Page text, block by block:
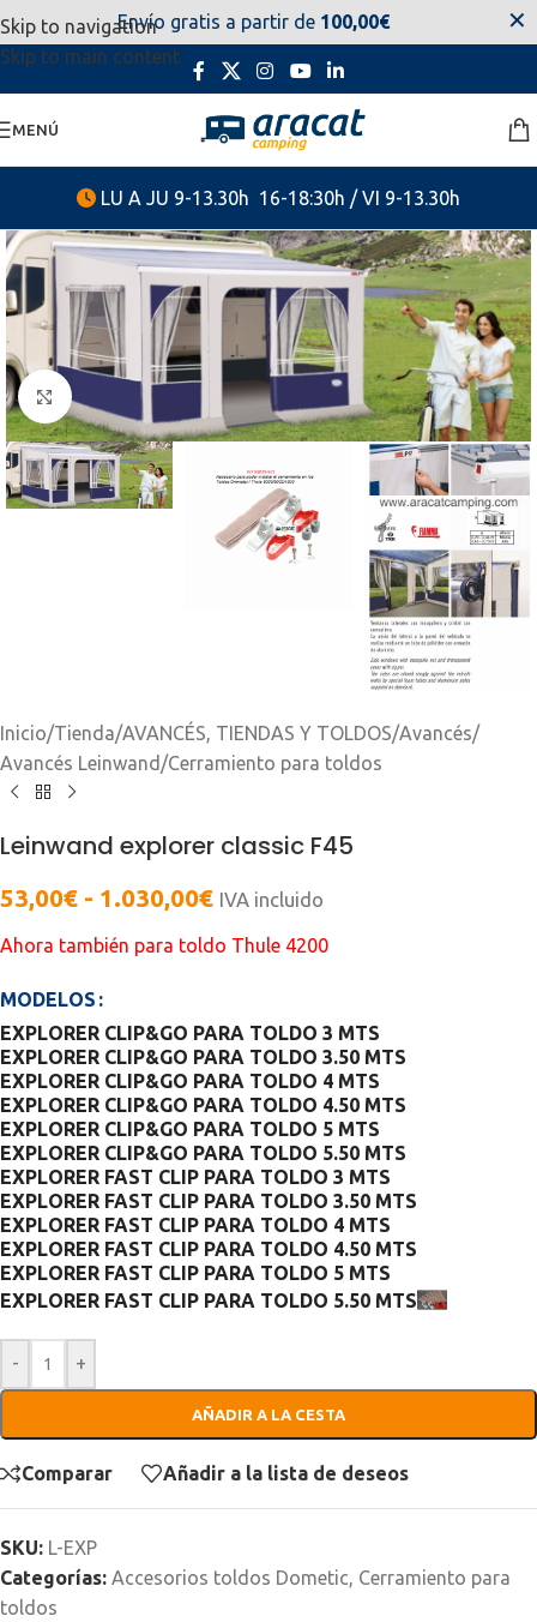
Skip to navigation
Skip to main content
estaremos disponibles. Disculpen las molestias.
MENÚ
LU A JU 9-13.30h 16-18:30h / VI 9-13.30h
Envío gratis a partir de 100,00€ ✕
Clic para ampliar
Inicio/Tienda/AVANCÉS, TIENDAS Y TOLDOS/Avancés/
Avancés Leinwand /Cerramiento para toldos
Leinwand explorer classic F45
53,00€ - 1.030,00€ IVA incluido
Ahora también para toldo Thule 4200
MODELOS
EXPLORER CLIP&GO PARA TOLDO 3 MTS
EXPLORER CLIP&GO PARA TOLDO 3.50 MTS
EXPLORER CLIP&GO PARA TOLDO 4 MTS
EXPLORER CLIP&GO PARA TOLDO 4.50 MTS
EXPLORER CLIP&GO PARA TOLDO 5 MTS
EXPLORER CLIP&GO PARA TOLDO 5.50 MTS
EXPLORER FAST CLIP PARA TOLDO 3 MTS
EXPLORER FAST CLIP PARA TOLDO 3.50 MTS
EXPLORER FAST CLIP PARA TOLDO 4 MTS
EXPLORER FAST CLIP PARA TOLDO 4.50 MTS
EXPLORER FAST CLIP PARA TOLDO 5 MTS
EXPLORER FAST CLIP PARA TOLDO 5.50 MTS
- +
AÑADIR A LA CESTA
Comparar Añadir a la lista de deseos
SKU: L-EXP
Categorías: Accesorios toldos Dometic, Cerramiento para
toldos